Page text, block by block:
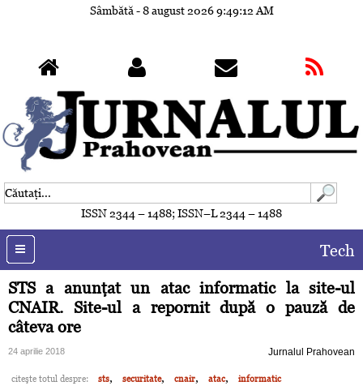
Sâmbătă - 8 august 20269:49:15 AM
ISSN 2344 – 1488; ISSN–L 2344 – 1488
Tech
STS a anunţat un atac informatic la site-ul
CNAIR. Site-ul a repornit după o pauză de
câteva ore
24 aprilie 2018 Jurnalul Prahovean
citeşte totul despre: sts, securitate, cnair, atac, informatic